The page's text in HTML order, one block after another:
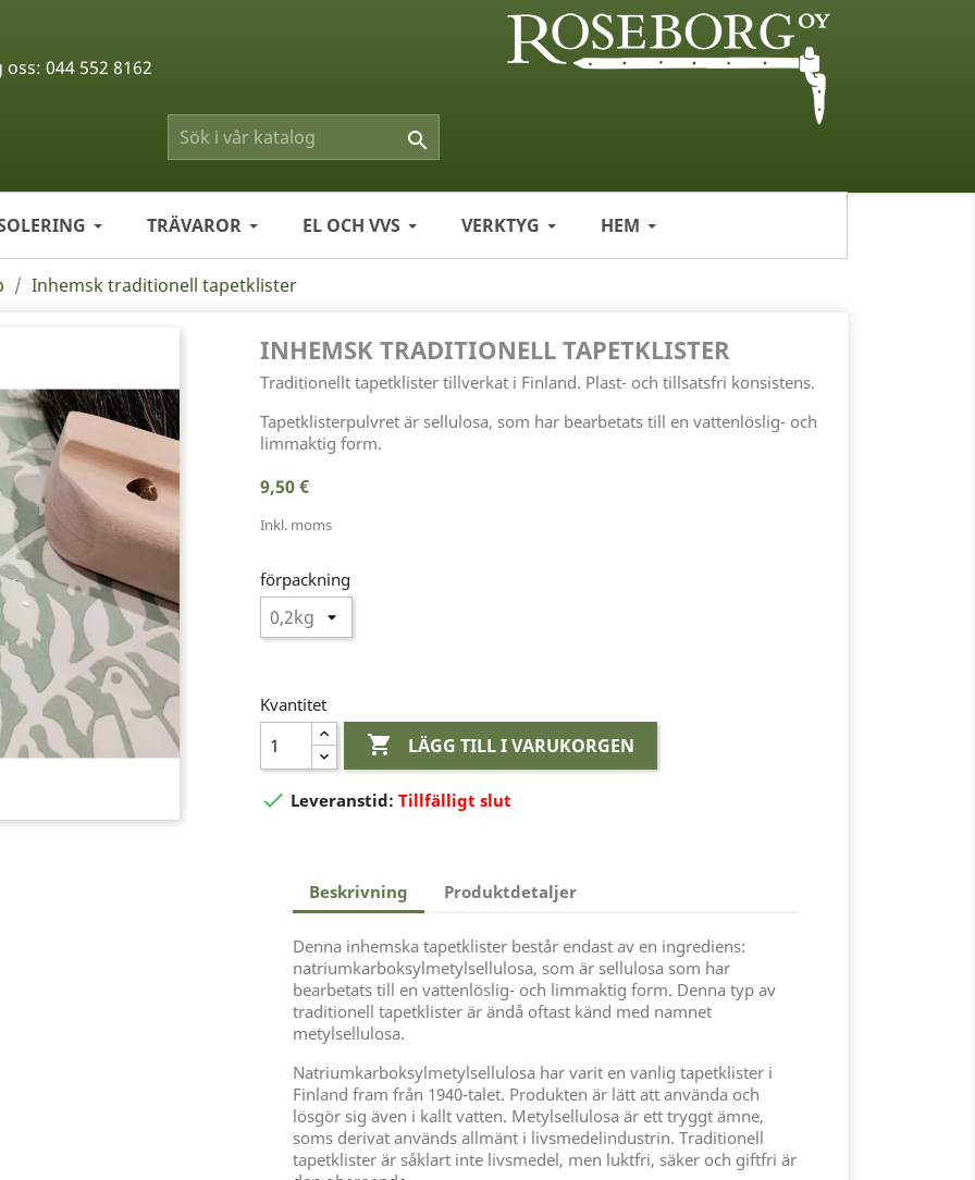

TRÄVAROR EL OCH VVS VERKTYG HEM
oss: 044 552 8162
Inhemsk traditionell tapetklister
INHEMSK TRADITIONELL TAPETKLISTER
Traditionellt tapetklister tillverkat i Finland. Plast- och tillsatsfri konsistens.
Tapetklisterpulvret är sellulosa, som har bearbetats till en vattenlöslig- och
limmaktig form.
9,50 €
Inkl. moms
förpackning
Kvantitet
 LÄGG TILL I VARUKORGEN
 Leveranstid: Tillfälligt slut
Beskrivning Produktdetaljer
Denna inhemska tapetklister består endast av en ingrediens:
natriumkarboksylmetylsellulosa, som är sellulosa som har
bearbetats till en vattenlöslig- och limmaktig form. Denna typ av
traditionell tapetklister är ändå oftast känd med namnet
metylsellulosa.
Natriumkarboksylmetylsellulosa har varit en vanlig tapetklister i
Finland fram från 1940-talet. Produkten är lätt att använda och
lösgör sig även i kallt vatten. Metylsellulosa är ett tryggt ämne,
soms derivat används allmänt i livsmedelindustrin. Traditionell
tapetklister är såklart inte livsmedel, men luktfri, säker och giftfri är